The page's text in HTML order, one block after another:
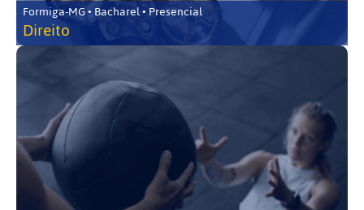
Formiga-MG • Bacharel • Presencial
Direito